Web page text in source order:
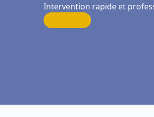
Intervention rapide et